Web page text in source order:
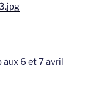
aux 6 et 7 avril